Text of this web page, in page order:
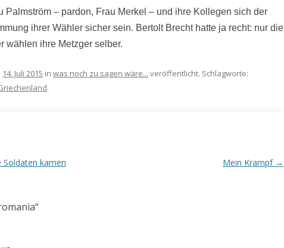
Palmström – pardon, Frau Merkel – und ihre Kollegen sich der
ihrer Wähler sicher sein. Bertolt Brecht hatte ja recht: nur die
wählen ihre Metzger selber.
14. Juli 2015 in was noch zu sagen wäre... veröffentlicht. Schlagworte:
.
Soldaten kamen Mein Krampf →
“